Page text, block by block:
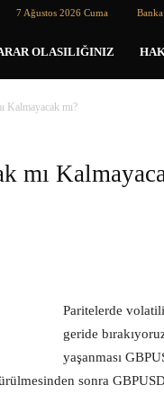
7 Ağustos 2026 Cuma
OLASILIĞINIZ
Kalmayacak mı?
mı
Paritelerde
geride
yaşanması
sonra